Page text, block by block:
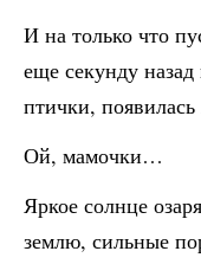
И на только что
еще секунду
птички,
Ой, мамочки…
Яркое солнце
землю, сильные